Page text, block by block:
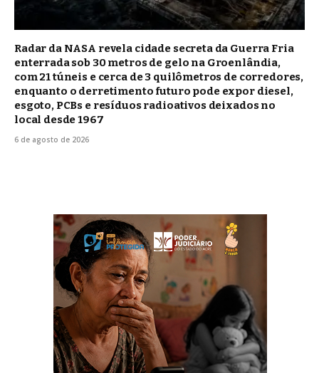
Radar da NASA revela cidade secreta da Guerra Fria
enterrada sob 30 metros de gelo na Groenlândia,
com 21 túneis e cerca de 3 quilômetros de corredores,
enquanto o derretimento futuro pode expor diesel,
esgoto, PCBs e resíduos radioativos deixados no
local desde 1967
6 de agosto de 2026